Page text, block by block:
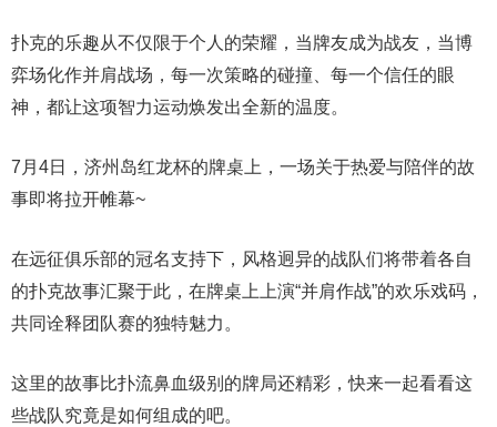
扑克的乐趣从不仅限于个人的荣耀，当牌友成为战友，当博
弈场化作并肩战场，每一次策略的碰撞、每一个信任的眼
神，都让这项智力运动焕发出全新的温度。
7月4日，济州岛红龙杯的牌桌上，一场关于热爱与陪伴的故
事即将拉开帷幕~
在远征俱乐部的冠名支持下，风格迥异的战队们将带着各自
的扑克故事汇聚于此，在牌桌上上演“并肩作战”的欢乐戏码，
共同诠释团队赛的独特魅力。
这里的故事比扑流鼻血级别的牌局还精彩，快来一起看看这
些战队究竟是如何组成的吧。